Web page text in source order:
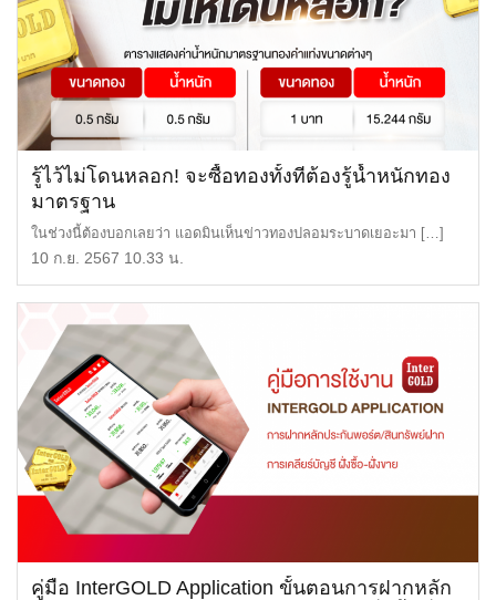
รู้ไว้ไม่โดนหลอก! จะซื้อทองทั้งทีต้องรู้น้ำหนักทอง
มาตรฐาน
ในช่วงนี้ต้องบอกเลยว่า แอดมินเห็นข่าวทองปลอมระบาดเยอะมา […]
10 ก.ย. 2567 10.33 น.
คู่มือ InterGOLD Application ขั้นตอนการฝากหลัก